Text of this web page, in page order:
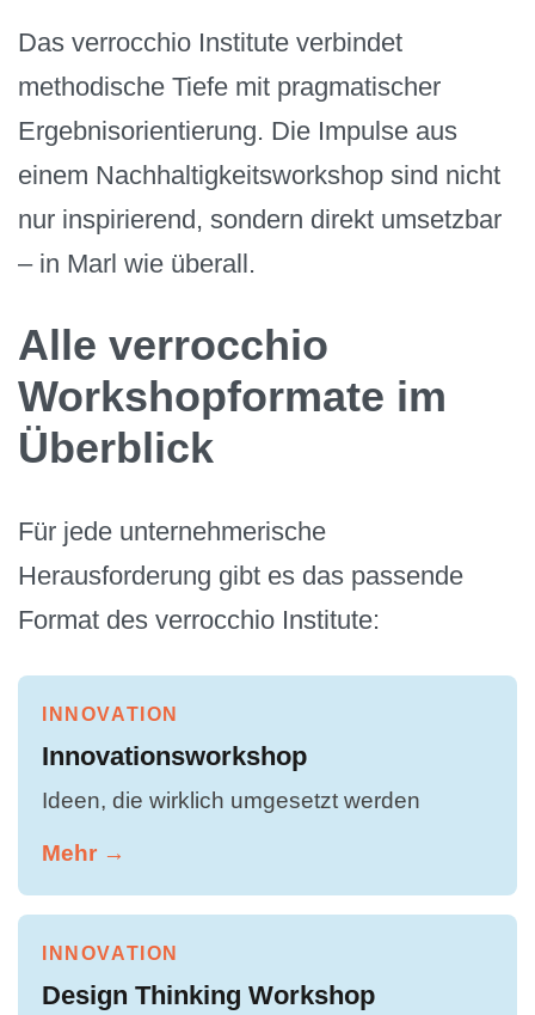
Das verrocchio Institute verbindet
methodische Tiefe mit pragmatischer
Ergebnisorientierung. Die Impulse aus
einem Nachhaltigkeitsworkshop sind nicht
nur inspirierend, sondern direkt umsetzbar
– in Marl wie überall.
Alle verrocchio
Workshopformate im
Überblick
Für jede unternehmerische
Herausforderung gibt es das passende
Format des verrocchio Institute:
INNOVATION
Innovationsworkshop
Ideen, die wirklich umgesetzt werden
Mehr →
INNOVATION
Design Thinking Workshop